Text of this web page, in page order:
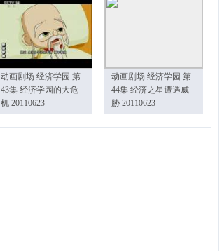
动画剧场 经济学园 第
43集 经济学园的大危
机 20110623
动画剧场 经济学园 第
44集 经济之星遭遇威
胁 20110623